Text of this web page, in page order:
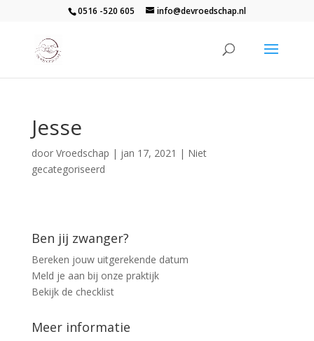
0516 -520 605 info@devroedschap.nl
Jesse
door Vroedschap | jan 17, 2021 | Niet
gecategoriseerd
Ben jij zwanger?
Bereken jouw uitgerekende datum
Meld je aan bij onze praktijk
Bekijk de checklist
Meer informatie